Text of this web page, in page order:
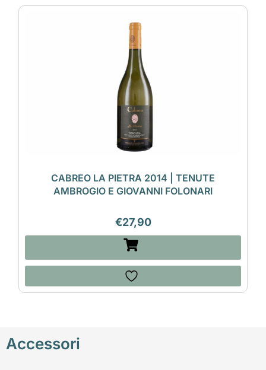
CABREO LA PIETRA 2014 | TENUTE
AMBROGIO E GIOVANNI FOLONARI
€27,90
Accessori